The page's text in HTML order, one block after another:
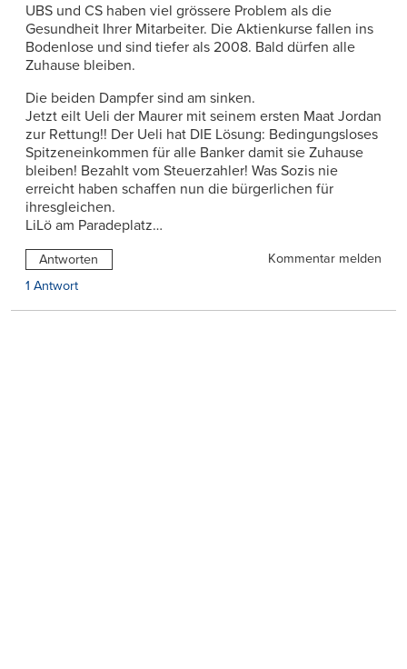
UBS und CS haben viel grössere Problem als die
Gesundheit Ihrer Mitarbeiter. Die Aktienkurse fallen ins
Bodenlose und sind tiefer als 2008. Bald dürfen alle
Zuhause bleiben.
Die beiden Dampfer sind am sinken.
Jetzt eilt Ueli der Maurer mit seinem ersten Maat Jordan
zur Rettung!! Der Ueli hat DIE Lösung: Bedingungsloses
Spitzeneinkommen für alle Banker damit sie Zuhause
bleiben! Bezahlt vom Steuerzahler! Was Sozis nie
erreicht haben schaffen nun die bürgerlichen für
ihresgleichen.
LiLö am Paradeplatz…
Antworten
Kommentar melden
1 Antwort